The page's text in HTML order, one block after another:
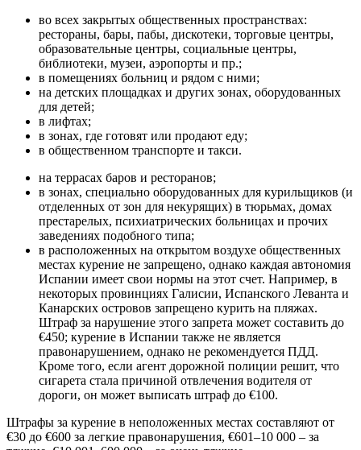
во всех закрытых общественных пространствах:
рестораны, бары, пабы, дискотеки, торговые центры,
образовательные центры, социальные центры,
библиотеки, музеи, аэропорты и пр.;
в помещениях больниц и рядом с ними;
на детских площадках и других зонах, оборудованных
для детей;
в лифтах;
в зонах, где готовят или продают еду;
в общественном транспорте и такси.
на террасах баров и ресторанов;
в зонах, специально оборудованных для курильщиков (и
отделенных от зон для некурящих) в тюрьмах, домах
престарелых, психиатрических больницах и прочих
заведениях подобного типа;
в расположенных на открытом воздухе общественных
местах курение не запрещено, однако каждая автономия
Испании имеет свои нормы на этот счет. Например, в
некоторых провинциях Галисии, Испанского Леванта и
Канарских островов запрещено курить на пляжах.
Штраф за нарушение этого запрета может составить до
€450; курение в Испании также не является
правонарушением, однако не рекомендуется ПДД.
Кроме того, если агент дорожной полиции решит, что
сигарета стала причиной отвлечения водителя от
дороги, он может выписать штраф до €100.
Штрафы за курение в неположенных местах составляют от
€30 до €600 за легкие правонарушения, €601–10 000 – за